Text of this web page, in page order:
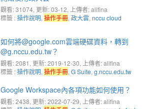
觀看: 31074, 更新: 03-12, 上傳者: alifina
標籤 :操作說明, 操作手冊, 政大雲, nccu cloud
如何將@google.com雲端硬碟資料，轉到
@g.nccu.edu.tw？
觀看: 2081 , 更新: 2019-12-30, 上傳者: alifina
標籤 :操作說明, 操作手冊, G Suite, g.nccu.edu.tw
Google Workspace內各項功能如何使用？
觀看: 2438, 更新: 2022-07-29, 上傳者: alifina